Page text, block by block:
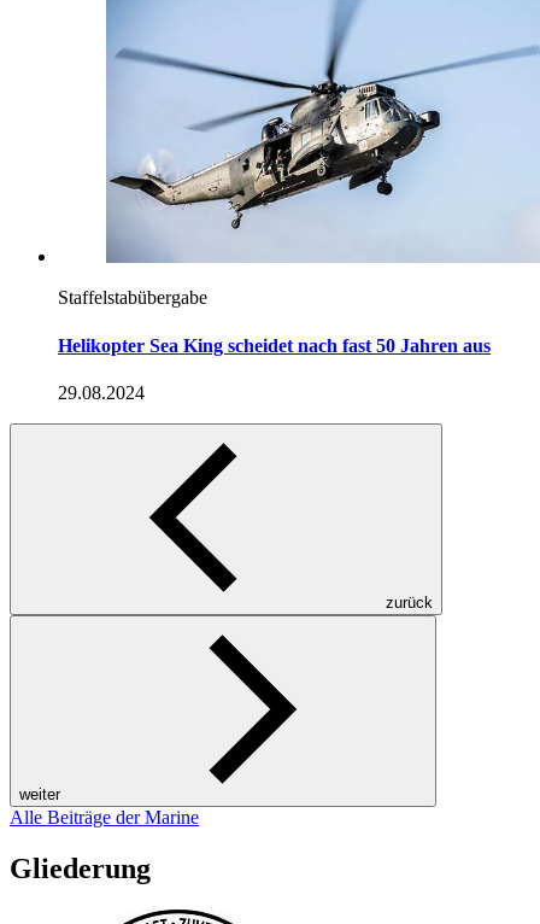
Staffelstabübergabe
Helikopter Sea King scheidet nach fast 50 Jahren aus
29.08.2024
zurück
weiter
Alle Beiträge der Marine
Gliederung